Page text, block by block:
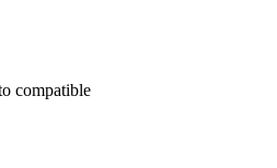
compatible